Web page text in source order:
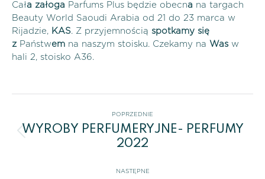
Cała załoga Parfums Plus będzie obecna na targach
Beauty World Saoudi Arabia od 21 do 23 marca w
Rijadzie, KAS. Z przyjemnością spotkamy się
zPaństwem na naszym stoisku. Czekamy na Was w
hali 2, stoisko A36.
Nawigacja
wpisów
POPRZEDNIE
Poprzedni
wpis:
WYROBY PERFUMERYJNE- PERFUMY
2022
NASTĘPNE